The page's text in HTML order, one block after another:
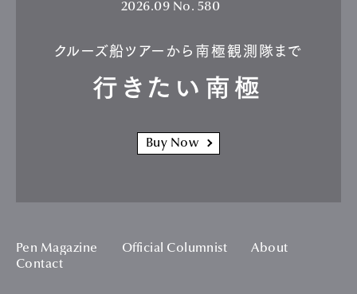
2026.09 No. 580
クルーズ船ツアーから南極観測隊まで
行きたい南極
Buy Now
Pen Magazine Official Columnist
About
Contact